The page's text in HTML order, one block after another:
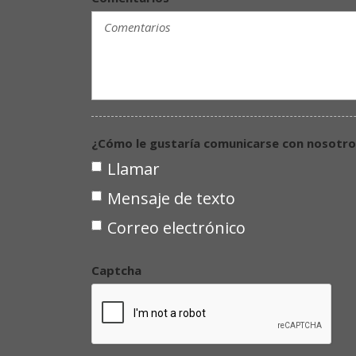
¿Cómo le gustaría comunicarse con
Llamar
Mensaje de texto
Correo electrónico
Captcha